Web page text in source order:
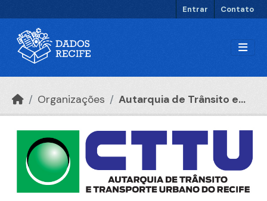
Entrar Contato
Organizações Autarquia de Trânsito e...